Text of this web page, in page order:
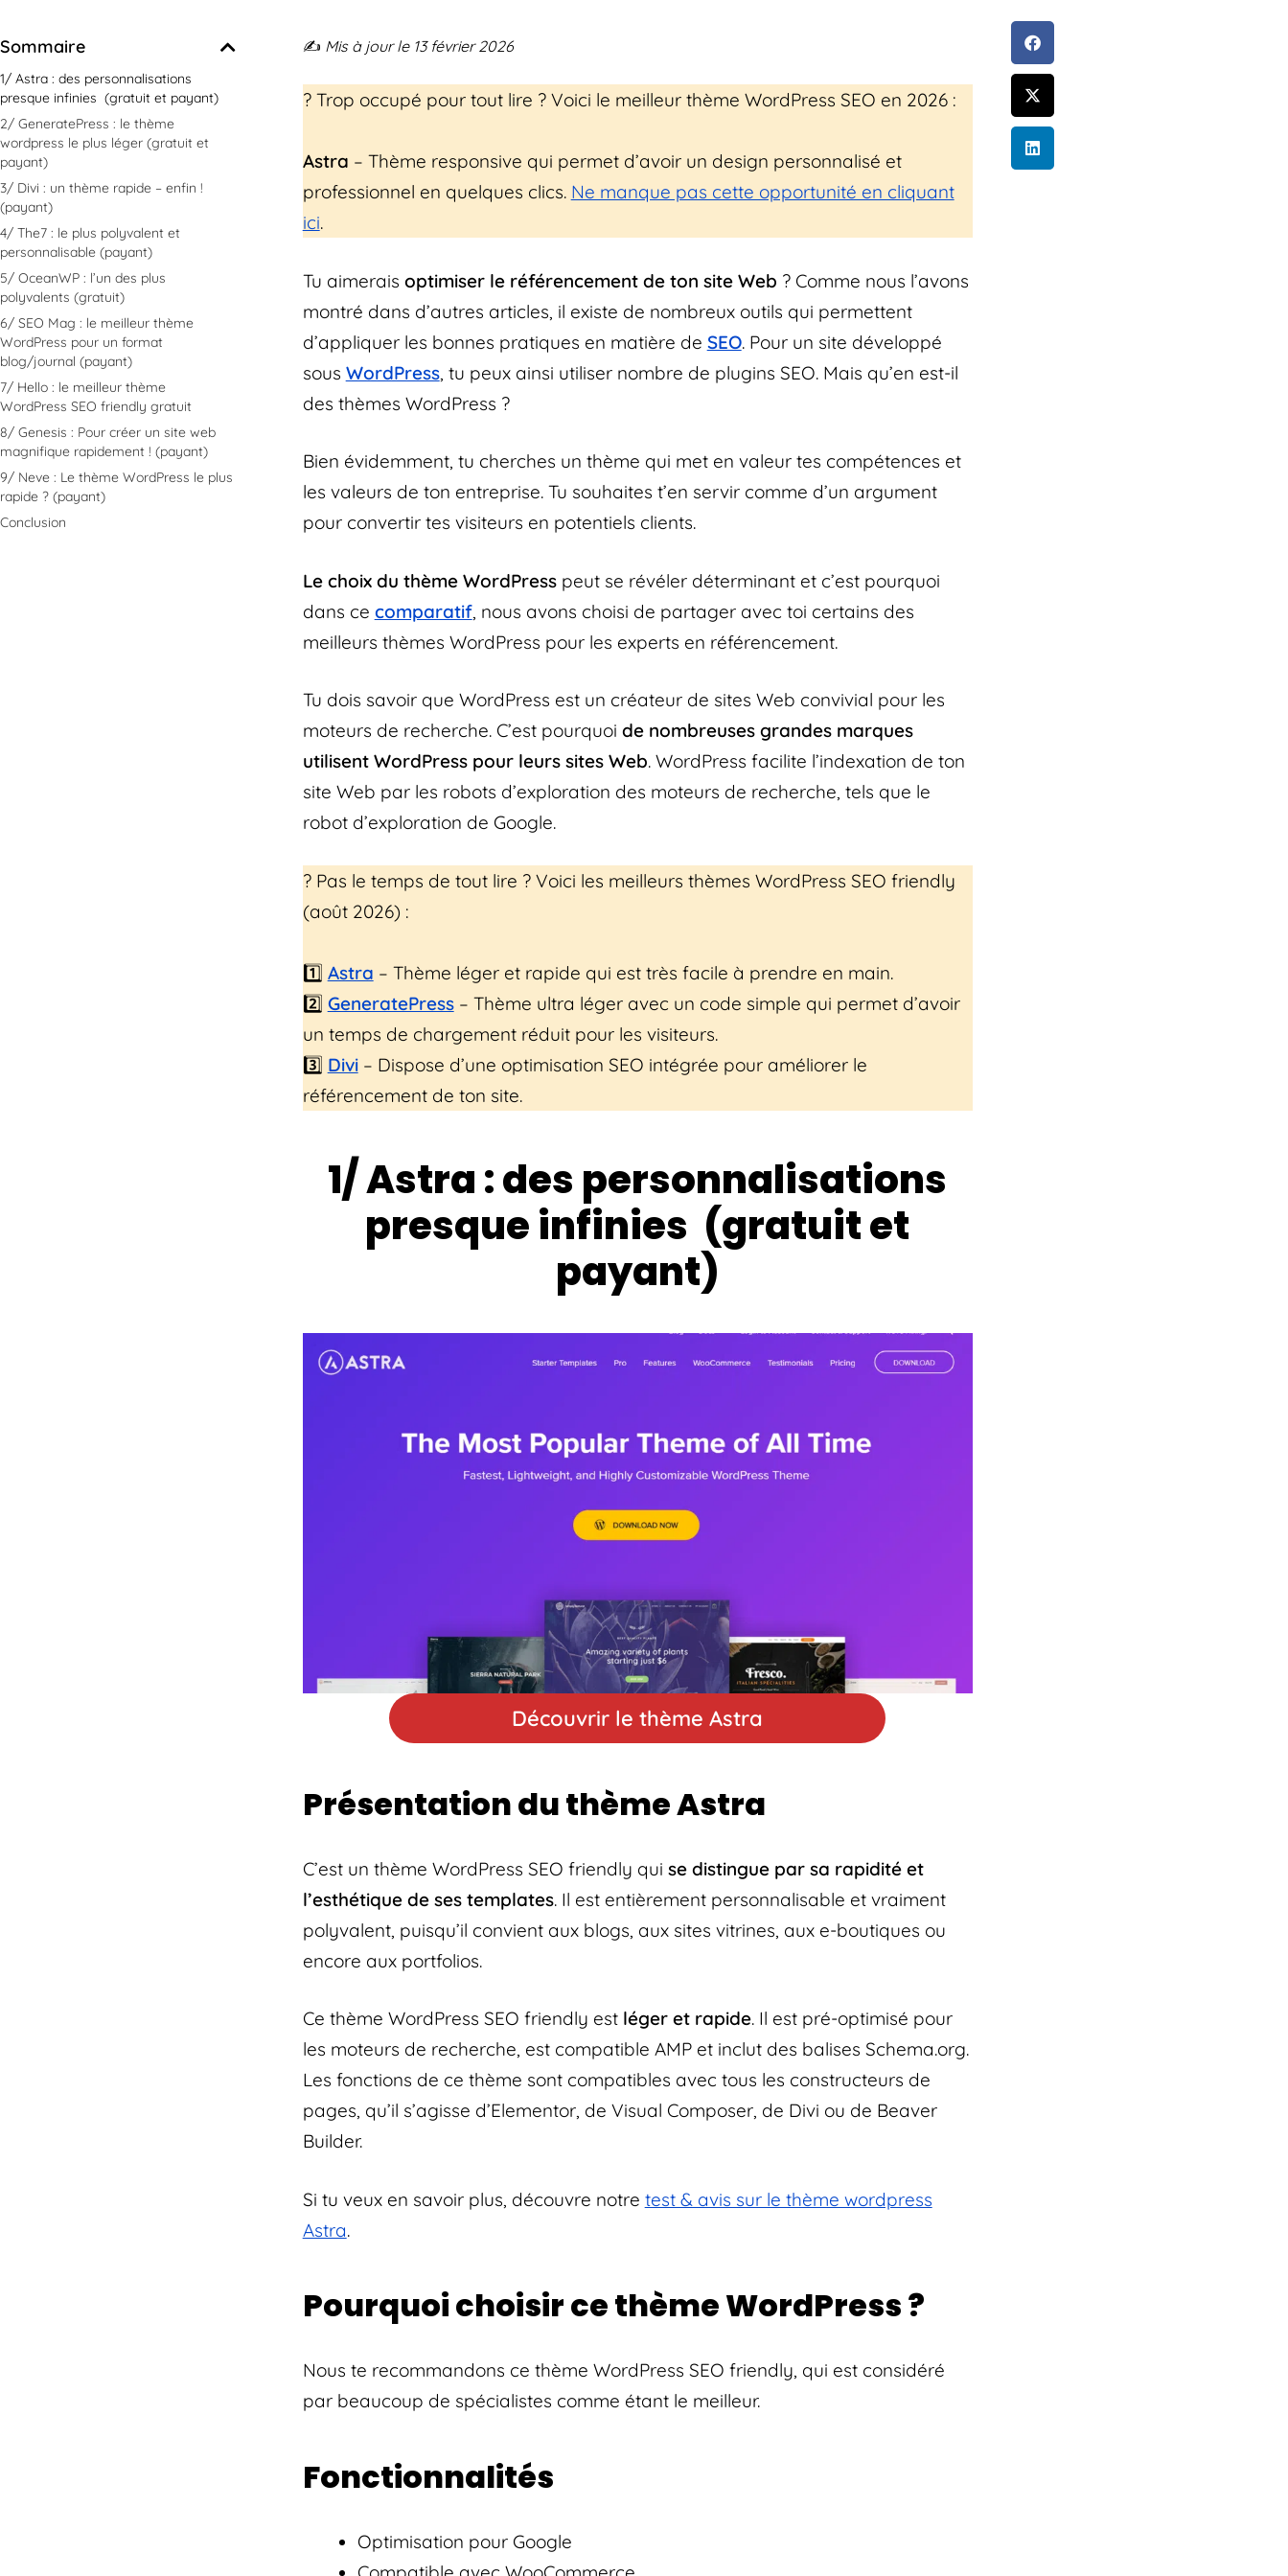
Sommaire
1/ Astra : des personnalisations
presque infinies (gratuit et payant)
2/ GeneratePress : le thème
wordpress le plus léger (gratuit et
payant)
3/ Divi : un thème rapide – enfin !
(payant)
4/ The7 : le plus polyvalent et
personnalisable (payant)
5/ OceanWP : l’un des plus
polyvalents (gratuit)
6/ SEO Mag : le meilleur thème
WordPress pour un format
blog/journal (payant)
7/ Hello : le meilleur thème
WordPress SEO friendly gratuit
8/ Genesis : Pour créer un site web
magnifique rapidement ! (payant)
9/ Neve : Le thème WordPress le plus
rapide ? (payant)
Conclusion
✍️ Mis à jour le 13 février 2026
? Trop occupé pour tout lire ? Voici le meilleur thème WordPress SEO en 2026 :
Astra – Thème responsive qui permet d’avoir un design personnalisé et
professionnel en quelques clics. Ne manque pas cette opportunité en cliquant
ici.
Tu aimerais optimiser le référencement de ton site Web ? Comme nous l’avons
montré dans d’autres articles, il existe de nombreux outils qui permettent
d’appliquer les bonnes pratiques en matière de SEO. Pour un site développé
sous WordPress, tu peux ainsi utiliser nombre de plugins SEO. Mais qu’en est-il
des thèmes WordPress ?
Bien évidemment, tu cherches un thème qui met en valeur tes compétences et
les valeurs de ton entreprise. Tu souhaites t’en servir comme d’un argument
pour convertir tes visiteurs en potentiels clients.
Le choix du thème WordPresspeut se révéler déterminant et c’est pourquoi
dans ce comparatif, nous avons choisi de partager avec toi certains des
meilleurs thèmes WordPress pour les experts en référencement.
Tu dois savoir que WordPress est un créateur de sites Web convivial pour les
moteurs de recherche. C’est pourquoi de nombreuses grandes marques
utilisent WordPress pour leurs sites Web. WordPress facilite l’indexation de ton
site Web par les robots d’exploration des moteurs de recherche, tels que le
robot d’exploration de Google.
?️ Pas le temps de tout lire ? Voici les meilleurs thèmes WordPress SEO friendly
(août 2026) :
1️⃣ Astra – Thème léger et rapide qui est très facile à prendre en main.
2️⃣ GeneratePress– Thème ultra léger avec un code simple qui permet d’avoir
un temps de chargement réduit pour les visiteurs.
3️⃣ Divi– Dispose d’une optimisation SEO intégrée pour améliorer le
référencement de ton site.
1/ Astra : des personnalisations
presque infinies (gratuit et
payant)
Découvrir le thème Astra
Présentation du thème Astra
C’est un thème WordPress SEO friendly qui se distingue par sa rapidité et
l’esthétique de ses templates. Il est entièrement personnalisable et vraiment
polyvalent, puisqu’il convient aux blogs, aux sites vitrines, aux e-boutiques ou
encore aux portfolios.
Ce thème WordPress SEO friendly est léger et rapide. Il est pré-optimisé pour
les moteurs de recherche, est compatible AMP et inclut des balises Schema.org.
Les fonctions de ce thème sont compatibles avec tous les constructeurs de
pages, qu’il s’agisse d’Elementor, de Visual Composer, de Divi ou de Beaver
Builder.
Si tu veux en savoir plus, découvre notre test & avis sur le thème wordpress
Astra.
Pourquoi choisir ce thème WordPress ?
Nous te recommandons ce thème WordPress SEO friendly, qui est considéré
par beaucoup de spécialistes comme étant le meilleur.
Fonctionnalités
Optimisation pour Google